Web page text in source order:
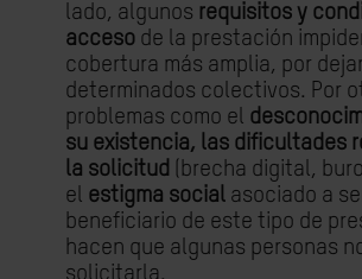
lado, algunos requisitos y
acceso de la prestación
cobertura más amplia, por
determinados colectivos. Por
problemas como el
su existencia, las dificultades
la solicitud
(brecha digital,
el estigma social asociado a
beneficiario de este tipo de
hacen que algunas personas
solicitarla.